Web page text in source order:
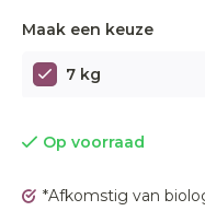
Maak een keuze
7 kg
Op voorraad
*Afkomstig van